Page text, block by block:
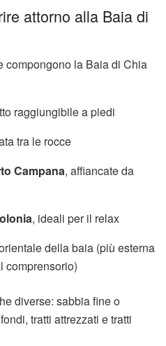
attorno alla Baia di
compongono la Baia di Chia
raggiungibile a piedi
tra le rocce
Campana, affiancate da
, ideali per il relax
della baia (più esterna
comprensorio)
diverse: sabbia fine o
tratti attrezzati e tratti